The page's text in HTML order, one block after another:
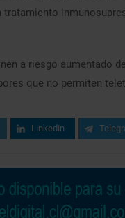
a riesgo aumentado
que no permiten
Linkedin